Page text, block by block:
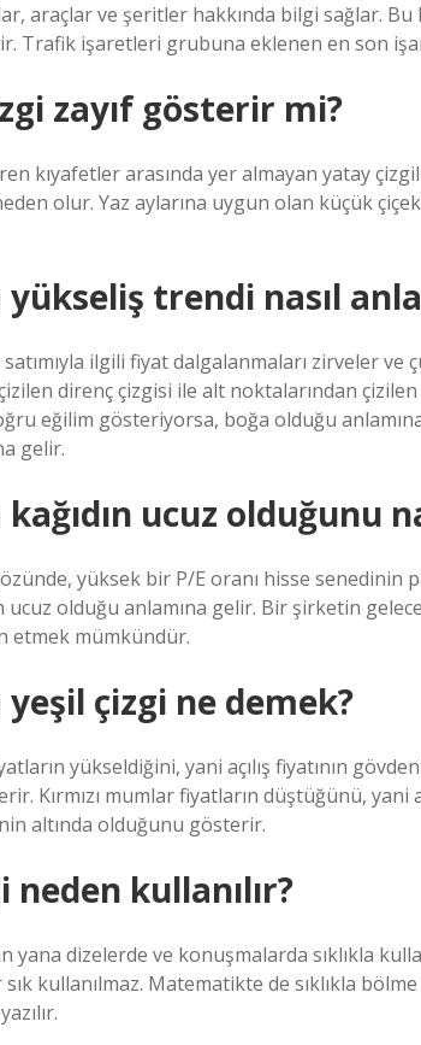
araçlar ve şeritler hakkında bilgi sağlar.
Trafik işaretleri grubuna eklenen en son
zayıf gösterir mi?
kıyafetler arasında yer almayan yatay
olur. Yaz aylarına uygun olan küçük
trendi nasıl
satımıyla ilgili fiyat dalgalanmaları zirveler
direnç çizgisi ile alt noktalarından
eğilim gösteriyorsa, boğa olduğu
gelir.
ucuz olduğunu
yüksek bir P/E oranı hisse
ucuz olduğu anlamına gelir. Bir şirketin
etmek mümkündür.
yeşil çizgi ne demek?
yükseldiğini, yani açılış fiyatının
Kırmızı mumlar fiyatların düştüğünü, yani
altında olduğunu gösterir.
neden kullanılır?
yana dizelerde ve konuşmalarda sıklıkla
​​kullanılmaz. Matematikte de sıklıkla